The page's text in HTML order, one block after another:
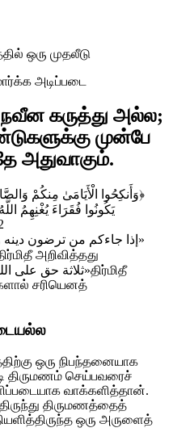
ஒரு முதலீடு
அடிப்படை
கருத்து அல்ல;
முன்பே
அதுவாகும்.
﴿وَأَنكِحُوا الْأَيَامَىٰ مِنكُمْ
يَكُونُوا فُقَرَاءَ يُغْنِهِمُ
«إذا جاءكم من ترضون دينه
அறிவித்தது
«ثلاثة حق علىதிர்மிதீ
சரியெனத்
ஒரு நிபந்தனையாக
திருமணம் செய்பவரைச்
வாக்களித்தான்.
திருமணத்தைத்
ஒரு அருளைத்